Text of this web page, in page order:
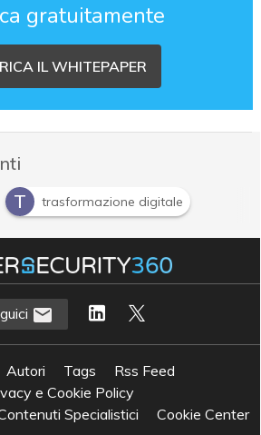
gratuitamente
IL WHITEPAPER
T trasformazione digitale
Autori Tags
Rss Feed
e Cookie Policy
Specialistici
Cookie Center